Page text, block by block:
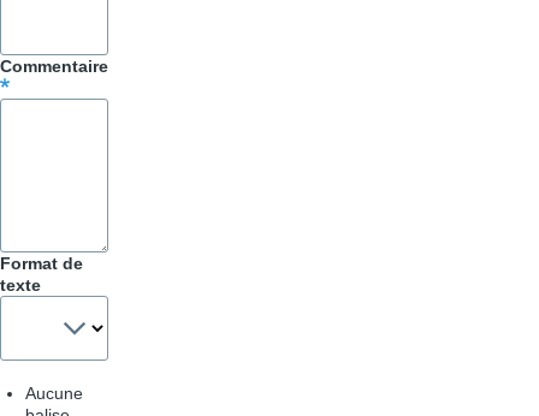
Astuces
Commentaire
Format de
texte
Aucune